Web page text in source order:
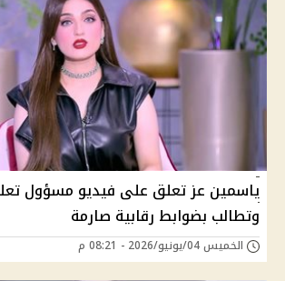
ياسمين عز تعلق على فيديو مسؤول
وتطالب بضوابط رقابية صارمة
الخميس 04/يونيو/2026 - 08:21 م